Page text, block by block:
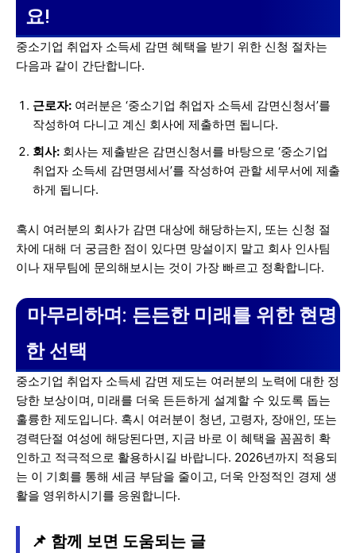
요!
중소기업 취업자 소득세 감면 혜택을 받기 위한 신청 절차는
다음과 같이 간단합니다.
근로자: 여러분은 ‘중소기업 취업자 소득세 감면신청서’를
작성하여 다니고 계신 회사에 제출하면 됩니다.
회사: 회사는 제출받은 감면신청서를 바탕으로 ‘중소기업
취업자 소득세 감면명세서’를 작성하여 관할 세무서에 제출
하게 됩니다.
혹시 여러분의 회사가 감면 대상에 해당하는지, 또는 신청 절
차에 대해 더 궁금한 점이 있다면 망설이지 말고 회사 인사팀
이나 재무팀에 문의해보시는 것이 가장 빠르고 정확합니다.
마무리하며: 든든한 미래를 위한 현명
한 선택
중소기업 취업자 소득세 감면 제도는 여러분의 노력에 대한 정
당한 보상이며, 미래를 더욱 든든하게 설계할 수 있도록 돕는
훌륭한 제도입니다. 혹시 여러분이 청년, 고령자, 장애인, 또는
경력단절 여성에 해당된다면, 지금 바로 이 혜택을 꼼꼼히 확
인하고 적극적으로 활용하시길 바랍니다. 2026년까지 적용되
는 이 기회를 통해 세금 부담을 줄이고, 더욱 안정적인 경제 생
활을 영위하시기를 응원합니다.
📌 함께 보면 도움되는 글